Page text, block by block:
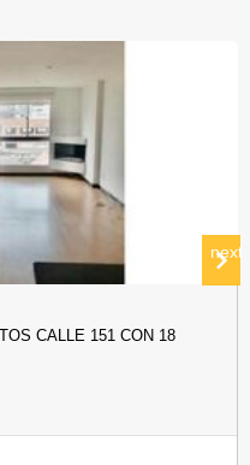
CALLE 151 CON 18
next